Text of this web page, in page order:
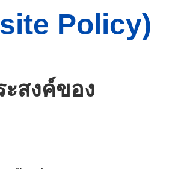
Policy)
ะสงค์ของ